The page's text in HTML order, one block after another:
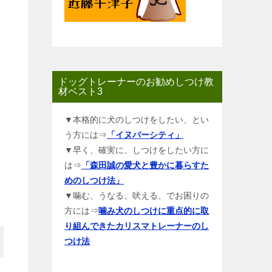
ドッグトレーナーのお勧めしつけ教
材ベスト3
▼本格的に犬のしつけをしたい、とい
う方には⇒ 「イヌバーシティ」
▼早く、確実に、しつけをしたい方に
は⇒ 「森田誠の愛犬と豊かに暮らすた
めのしつけ法」
▼噛む、うなる、吠える、でお困りの
方には⇒噛み犬のしつけに重点的に取
り組んできたカリスマトレーナーのし
つけ法